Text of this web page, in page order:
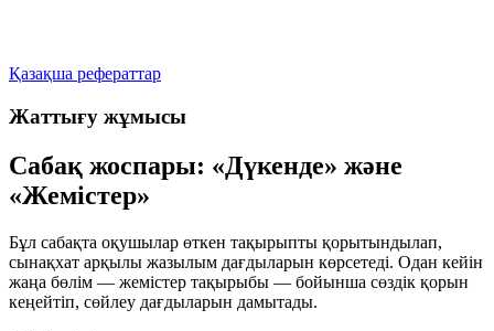
Қазақша рефераттар
Жаттығу жұмысы
Сабақ жоспары: «Дүкенде» және
«Жемістер»
Бұл сабақта оқушылар өткен тақырыпты қорытындылап,
сынақхат арқылы жазылым дағдыларын көрсетеді. Одан кейін
жаңа бөлім — жемістер тақырыбы — бойынша сөздік қорын
кеңейтіп, сөйлеу дағдыларын дамытады.